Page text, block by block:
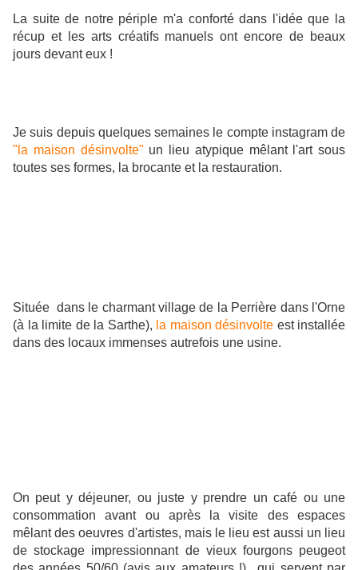
La suite de notre périple m'a conforté dans l'idée que la
récup et les arts créatifs manuels ont encore de beaux
jours devant eux !
Je suis depuis quelques semaines le compte instagram de
"la maison désinvolte" un lieu atypique mêlant l'art sous
toutes ses formes, la brocante et la restauration.
Située dans le charmant village de la Perrière dans l'Orne
(à la limite de la Sarthe), la maison désinvolte est installée
dans des locaux immenses autrefois une usine.
On peut y déjeuner, ou juste y prendre un café ou une
consommation avant ou après la visite des espaces
mêlant des oeuvres d'artistes, mais le lieu est aussi un lieu
de stockage impressionnant de vieux fourgons peugeot